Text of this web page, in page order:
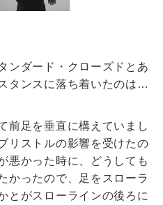
ンダード・クローズドとあ
タンスに落ち着いたのは…
前足を垂直に構えていまし
リストルの影響を受けたの
悪かった時に、どうしても
かったので、足をスローラ
とがスローラインの後ろに